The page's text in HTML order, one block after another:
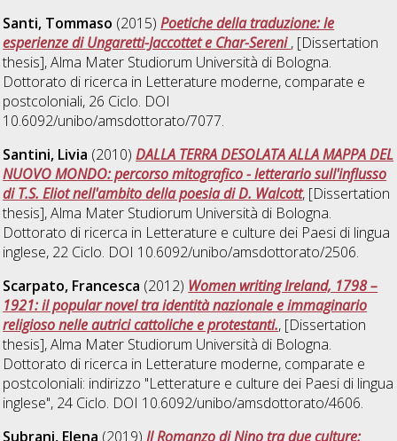
Santi, Tommaso (2015)Poetiche della traduzione: le
esperienze di Ungaretti-Jaccottet e Char-Sereni, [Dissertation
thesis], Alma Mater Studiorum Università di Bologna.
Dottorato di ricerca in Letterature moderne, comparate e
postcoloniali, 26 Ciclo. DOI
10.6092/unibo/amsdottorato/7077.
Santini, Livia (2010)DALLA TERRA DESOLATA ALLA MAPPA DEL
NUOVO MONDO: percorso mitografico - letterario sull'influsso
di T.S. Eliot nell'ambito della poesia di D. Walcott, [Dissertation
thesis], Alma Mater Studiorum Università di Bologna.
Dottorato di ricerca in Letterature e culture dei Paesi di lingua
inglese, 22 Ciclo. DOI 10.6092/unibo/amsdottorato/2506.
Scarpato, Francesca (2012) Women writing Ireland, 1798 –
1921: il popular novel tra identità nazionale e immaginario
religioso nelle autrici cattoliche e protestanti., [Dissertation
thesis], Alma Mater Studiorum Università di Bologna.
Dottorato di ricerca in Letterature moderne, comparate e
postcoloniali: indirizzo "Letterature e culture dei Paesi di lingua
inglese", 24 Ciclo. DOI 10.6092/unibo/amsdottorato/4606.
Subrani, Elena (2019)Il Romanzo di Nino tra due culture: